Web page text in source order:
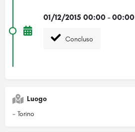
01/12/2015 00:00 - 00:00
Concluso
Luogo
- Torino